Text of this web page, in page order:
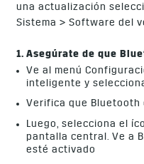
una actualización
Sistema > Software del
1. Asegúrate de que
Ve al menú
inteligente y
Verifica que Bluetooth
Luego, selecciona el
pantalla central. Ve a
esté activado